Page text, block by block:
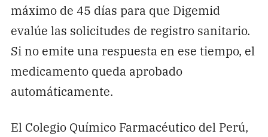
máximo de 45 días para que Digemid
evalúe las solicitudes de registro sanitario.
Si no emite una respuesta en ese tiempo, el
medicamento queda aprobado
automáticamente.
El Colegio Químico Farmacéutico del Perú,